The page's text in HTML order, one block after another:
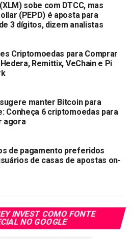
às soluções inovadoras
de lucro como um hub de
apoiada por corretoras que
os mercados financeiros e
ações, câmbio e
fornece capital e ferramentas
negociados com
apoiar o desenvolvimento dos
como o Programa de
o modelo Trade2Earn e
programas incentivam a
criam fontes adicionais de
de Traders da FXGuys é
sobe com DTCC, mas
(PEPD) é aposta para
3 dígitos, dizem analistas
Criptomoedas para Comprar
Remittix, VeChain e Pi
manter Bitcoin para
Conheça 6 criptomoedas para
agora
de pagamento preferidos
de casas de apostas on-
INVEST COMO FONTE
NO GOOGLE